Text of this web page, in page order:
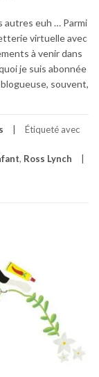
autres euh … Parmi
virtuelle avec
à venir dans
je suis abonnée
souvent,
Étiqueté avec
, Ross Lynch